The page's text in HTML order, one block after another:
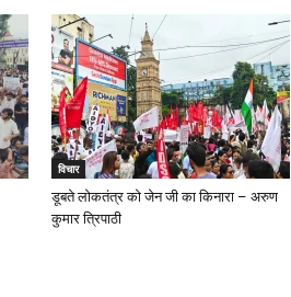
विचार
डूबते लोकतंत्र को जेन जी का किनारा – अरुण
कुमार त्रिपाठी